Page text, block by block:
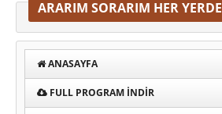
ARARIM SORARIM HER YERDE
ANASAYFA
FULL PROGRAM INDIR